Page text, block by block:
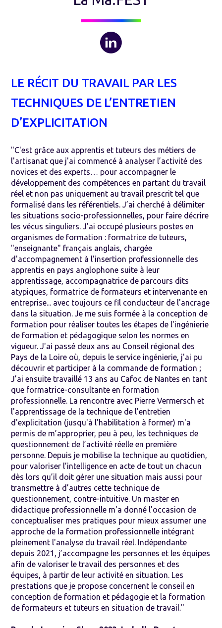
LE RÉCIT DU TRAVAIL PAR LES
TECHNIQUES DE L’ENTRETIEN
D’EXPLICITATION
"C'est grâce aux apprentis et tuteurs des métiers de
l'artisanat que j'ai commencé à analyser l’activité des
novices et des experts… pour accompagner le
développement des compétences en partant du travail
réel et non pas uniquement au travail prescrit tel que
formalisé dans les référentiels. J’ai cherché à délimiter
les situations socio-professionnelles, pour faire décrire
les vécus singuliers. J'ai occupé plusieurs postes en
organismes de formation : formatrice de tuteurs,
"enseignante" français anglais, chargée
d'accompagnement à l'insertion professionnelle des
apprentis en pays anglophone suite à leur
apprentissage, accompagnatrice de parcours dits
atypiques, formatrice de formateurs et intervenante en
entreprise... avec toujours ce fil conducteur de l'ancrage
dans la situation. Je me suis formée à la conception de
formation pour réaliser toutes les étapes de l'ingénierie
de formation et pédagogique selon les normes en
vigueur. J'ai passé deux ans au Conseil régional des
Pays de la Loire où, depuis le service ingénierie, j'ai pu
découvrir et participer à la commande de formation ;
J’ai ensuite travaillé 13 ans au Cafoc de Nantes en tant
que formatrice-consultante en formation
professionnelle. La rencontre avec Pierre Vermersch et
l'apprentissage de la technique de l'entretien
d'explicitation (jusqu'à l'habilitation à former) m'a
permis de m’approprier, peu à peu, les techniques de
questionnement de l’activité réelle en première
personne. Depuis je mobilise la technique au quotidien,
pour valoriser l’intelligence en acte de tout un chacun
dès lors qu’il doit gérer une situation mais aussi pour
transmettre à d’autres cette technique de
questionnement, contre-intuitive. Un master en
didactique professionnelle m'a donné l'occasion de
conceptualiser mes pratiques pour mieux assumer une
approche de la formation professionnelle intégrant
pleinement l'analyse du travail réel. Indépendante
depuis 2021, j’accompagne les personnes et les équipes
afin de valoriser le travail des personnes et des
équipes, à partir de leur activité en situation. Les
prestations que je propose concernent le conseil en
conception de formation et pédagogie et la formation
de formateurs et tuteurs en situation de travail."